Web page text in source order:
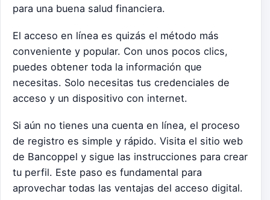
para una buena salud financiera.
El acceso en línea es quizás el método más
conveniente y popular. Con unos pocos clics,
puedes obtener toda la información que
necesitas. Solo necesitas tus credenciales de
acceso y un dispositivo con internet.
Si aún no tienes una cuenta en línea, el proceso
de registro es simple y rápido. Visita el sitio web
de Bancoppel y sigue las instrucciones para crear
tu perfil. Este paso es fundamental para
aprovechar todas las ventajas del acceso digital.